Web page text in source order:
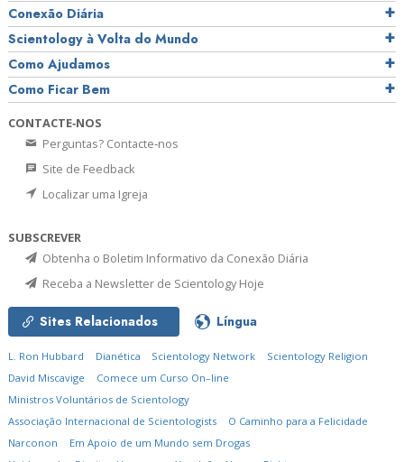
Conexão Diária
Scientology à Volta do Mundo
Como Ajudamos
Como Ficar Bem
CONTACTE‑NOS
Perguntas? Contacte‑nos
Site de Feedback
Localizar uma Igreja
SUBSCREVER
Obtenha o Boletim Informativo da Conexão Diária
Receba a Newsletter de Scientology Hoje
Sites Relacionados Língua
L. Ron Hubbard Dianética Scientology Network
Scientology Religion
David Miscavige
Comece um Curso On–line
Ministros Voluntários de Scientology
Associação Internacional de Scientologists
O Caminho para a Felicidade
Narconon
Em Apoio de um Mundo sem Drogas